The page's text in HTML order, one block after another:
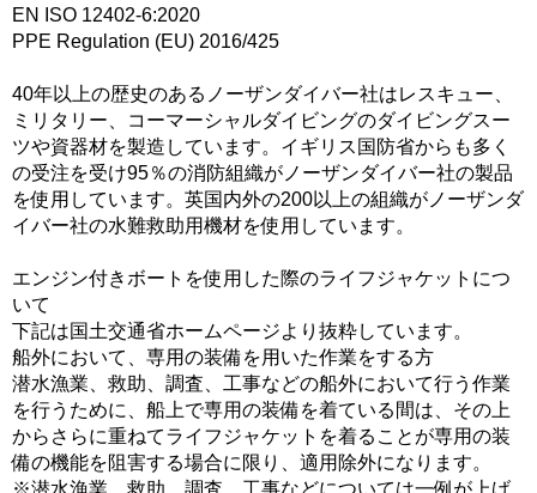
EN ISO 12402-6:2020
PPE Regulation (EU) 2016/425
40年以上の歴史のあるノーザンダイバー社はレスキュー、
ミリタリー、コーマーシャルダイビングのダイビングスー
ツや資器材を製造しています。イギリス国防省からも多く
の受注を受け95％の消防組織がノーザンダイバー社の製品
を使用しています。英国内外の200以上の組織がノーザンダ
イバー社の水難救助用機材を使用しています。
エンジン付きボートを使用した際のライフジャケットにつ
いて
下記は国土交通省ホームページより抜粋しています。
船外において、専用の装備を用いた作業をする方
潜水漁業、救助、調査、工事などの船外において行う作業
を行うために、船上で専用の装備を着ている間は、その上
からさらに重ねてライフジャケットを着ることが専用の装
備の機能を阻害する場合に限り、適用除外になります。